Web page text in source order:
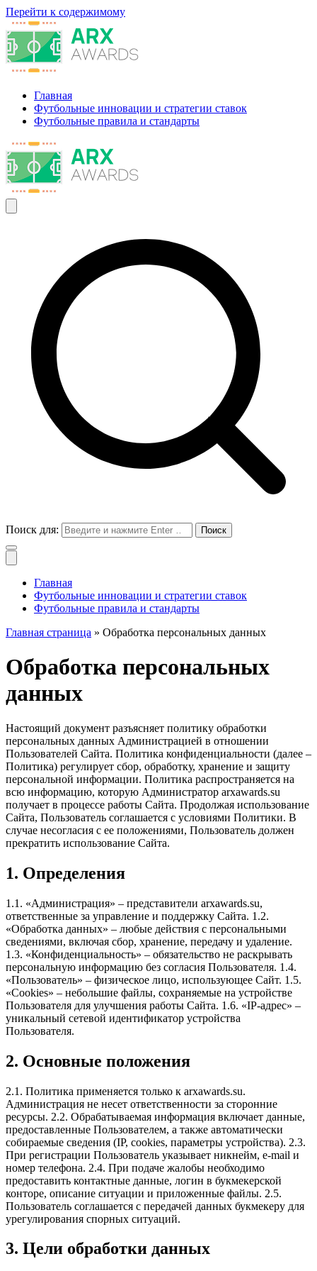
Перейти к содержимому
Главная
Футбольные инновации и стратегии ставок
Футбольные правила и стандарты
Поиск для:
Главная
Футбольные инновации и стратегии ставок
Футбольные правила и стандарты
Главная страница » Обработка персональных данных
Обработка персональных
данных
Настоящий документ разъясняет политику обработки
персональных данных Администрацией в отношении
Пользователей Сайта. Политика конфиденциальности (далее –
Политика) регулирует сбор, обработку, хранение и защиту
персональной информации. Политика распространяется на
всю информацию, которую Администратор arxawards.su
получает в процессе работы Сайта. Продолжая использование
Сайта, Пользователь соглашается с условиями Политики. В
случае несогласия с ее положениями, Пользователь должен
прекратить использование Сайта.
1. Определения
1.1. «Администрация» – представители arxawards.su,
ответственные за управление и поддержку Сайта. 1.2.
«Обработка данных» – любые действия с персональными
сведениями, включая сбор, хранение, передачу и удаление.
1.3. «Конфиденциальность» – обязательство не раскрывать
персональную информацию без согласия Пользователя. 1.4.
«Пользователь» – физическое лицо, использующее Сайт. 1.5.
«Cookies» – небольшие файлы, сохраняемые на устройстве
Пользователя для улучшения работы Сайта. 1.6. «IP-адрес» –
уникальный сетевой идентификатор устройства
Пользователя.
2. Основные положения
2.1. Политика применяется только к arxawards.su.
Администрация не несет ответственности за сторонние
ресурсы. 2.2. Обрабатываемая информация включает данные,
предоставленные Пользователем, а также автоматически
собираемые сведения (IP, cookies, параметры устройства). 2.3.
При регистрации Пользователь указывает никнейм, e-mail и
номер телефона. 2.4. При подаче жалобы необходимо
предоставить контактные данные, логин в букмекерской
конторе, описание ситуации и приложенные файлы. 2.5.
Пользователь соглашается с передачей данных букмекеру для
урегулирования спорных ситуаций.
3. Цели обработки данных